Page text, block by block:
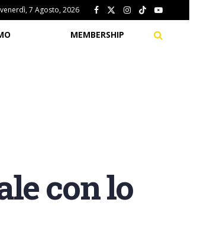
venerdì, 7 Agosto, 2026
MEMBERSHIP
con lo